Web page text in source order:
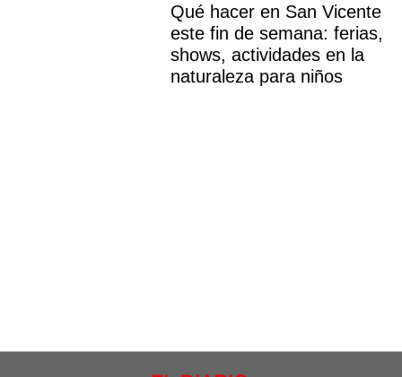
Qué hacer en San Vicente
este fin de semana: ferias,
shows, actividades en la
naturaleza para niños